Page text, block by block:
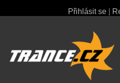
Přihlásit se